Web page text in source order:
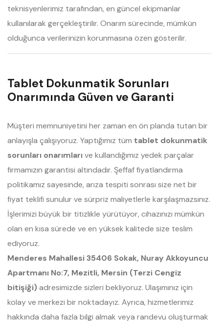
teknisyenlerimiz tarafından, en güncel ekipmanlar
kullanılarak gerçekleştirilir. Onarım sürecinde, mümkün
olduğunca verilerinizin korunmasına özen gösterilir.
Tablet Dokunmatik Sorunları
Onarımında Güven ve Garanti
Müşteri memnuniyetini her zaman en ön planda tutan bir
anlayışla çalışıyoruz. Yaptığımız tüm tablet dokunmatik
sorunları onarımlarıve kullandığımız yedek parçalar
firmamızın garantisi altındadır. Şeffaf fiyatlandırma
politikamız sayesinde, arıza tespiti sonrası size net bir
fiyat teklifi sunulur ve sürpriz maliyetlerle karşılaşmazsınız.
İşlerimizi büyük bir titizlikle yürütüyor, cihazınızı mümkün
olan en kısa sürede ve en yüksek kalitede size teslim
ediyoruz.
Menderes Mahallesi 35406 Sokak, Nuray Akkoyuncu
Apartmanı No:7, Mezitli, Mersin (Terzi Cengiz
bitişiği) adresimizde sizleri bekliyoruz. Ulaşımınız için
kolay ve merkezi bir noktadayız. Ayrıca, hizmetlerimiz
hakkında daha fazla bilgi almak veya randevu oluşturmak